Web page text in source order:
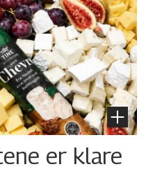
er klare